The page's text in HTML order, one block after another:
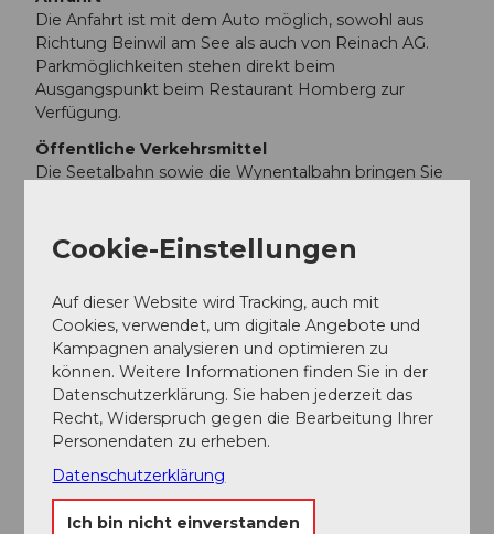
Die Anfahrt ist mit dem Auto möglich, sowohl aus
Richtung Beinwil am See als auch von Reinach AG.
Parkmöglichkeiten stehen direkt beim
Ausgangspunkt beim Restaurant Homberg zur
Verfügung.
Öffentliche Verkehrsmittel
Die Seetalbahn sowie die Wynentalbahn bringen Sie
Homberg gibt es jedoch nicht.
Birrwil gelangt man über gut ausgeschilderte
Wanderwege auf den Homberg. Die Gehzeit beträgt
jeweils etwa 40 Minuten.
Weitere Infos / Links
Weitere Informationen
Autor:in
Cookie-Einstellungen
Auf dieser Website wird Tracking, auch mit
Cookies, verwendet, um digitale Angebote und
Kampagnen analysieren und optimieren zu
können. Weitere Informationen finden Sie in der
Datenschutzerklärung. Sie haben jederzeit das
Recht, Widerspruch gegen die Bearbeitung Ihrer
Personendaten zu erheben.
Datenschutzerklärung
Ich bin nicht einverstanden